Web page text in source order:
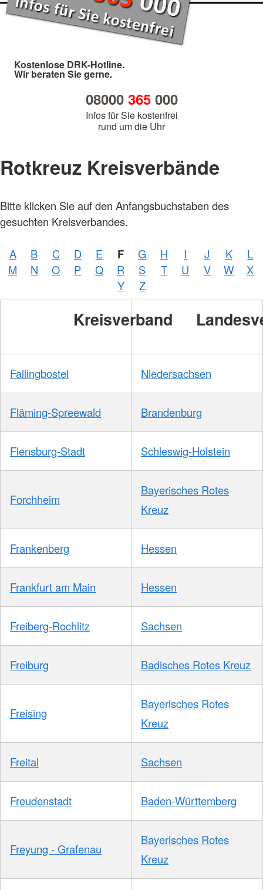
Kostenlose DRK-Hotline.
Wir beraten Sie gerne.
08000 365000
Infos für Sie kostenfrei
rund um die Uhr
Rotkreuz Kreisverbände
Bitte klicken Sie auf den Anfangsbuchstaben des
gesuchten Kreisverbandes.
A B C D E F G H I J K
L
M
N O P Q R S T U V W
X
Y
Z
Kreisverband
Fallingbostel Niedersachsen
Fläming-Spreewald Brandenburg
Flensburg-Stadt Schleswig-Holstein
Forchheim
Bayerisches Rotes
Kreuz
Frankenberg Hessen
Frankfurt am Main Hessen
Freiberg-Rochlitz Sachsen
Freiburg Badisches Rotes Kreuz
Freising
Bayerisches Rotes
Kreuz
Freital Sachsen
Freudenstadt Baden-Württemberg
Freyung - Grafenau
Bayerisches Rotes
Kreuz